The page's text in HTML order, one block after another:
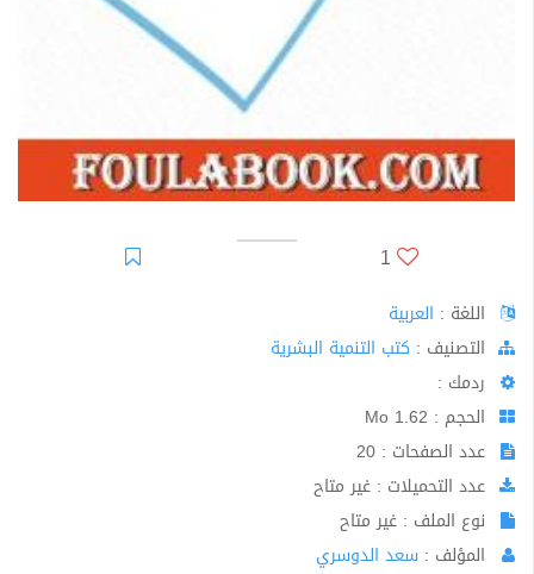
1
اللغة : العربية
اﻟﺘﺼﻨﻴﻒ : كتب التنمية البشرية
ردمك :
الحجم : 1.62 Mo
عدد الصفحات : 20
عدد التحميلات : غير متاح
نوع الملف : غير متاح
المؤلف : سعد الدوسري